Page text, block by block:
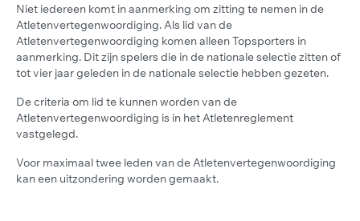
Niet iedereen komt in aanmerking om zitting te nemen in de
Atletenvertegenwoordiging. Als lid van de
Atletenvertegenwoordiging komen alleen Topsporters in
aanmerking. Dit zijn spelers die in de nationale selectie zitten of
tot vier jaar geleden in de nationale selectie hebben gezeten.
De criteria om lid te kunnen worden van de
Atletenvertegenwoordiging is in het Atletenreglement
vastgelegd.
Voor maximaal twee leden van de Atletenvertegenwoordiging
kan een uitzondering worden gemaakt.